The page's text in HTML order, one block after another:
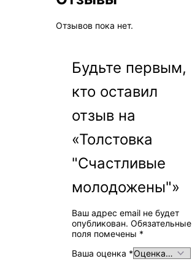
Отзывов пока нет.
Будьте первым,
кто оставил
отзыв на
«Толстовка
"Счастливые
молодожены"»
Ваш адрес email не будет
опубликован. Обязательные
поля помечены *
Ваша оценка *